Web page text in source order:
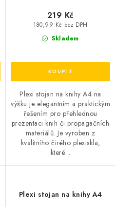
Skladem
180,99 Kč bez DPH
219 Kč
Plexi stojan na knihy A4 na
výšku je elegantním a praktickým
řešením pro přehlednou
prezentaci knih či propagačních
materiálů. Je vyroben z
kvalitního čirého plexiskla,
které...
Plexi stojan na knihy A4